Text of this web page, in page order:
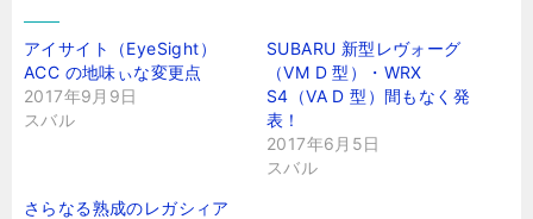
アイサイト（EyeSight）
ACC の地味ぃな変更点
2017年9月9日
スバル
SUBARU 新型レヴォーグ
（VM D 型）・WRX
S4（VA D 型）間もなく発
表！
2017年6月5日
スバル
さらなる熟成のレガシィア